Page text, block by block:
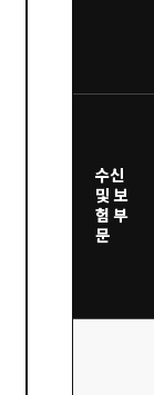
수신
및 보
험 부
문